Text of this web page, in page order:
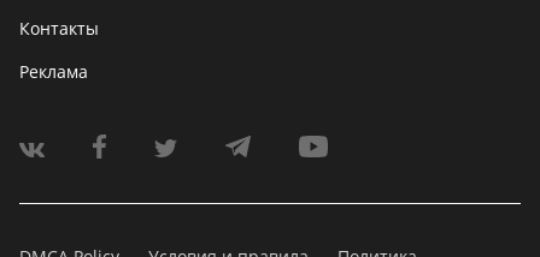
Контакты
Реклама